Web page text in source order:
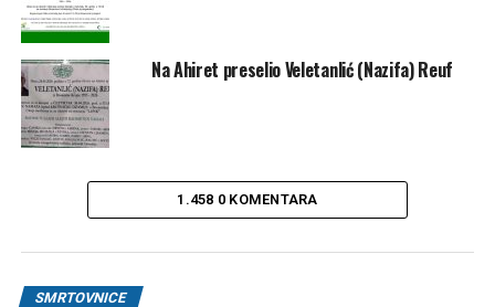
Na Ahiret preselio Veletanlić (Nazifa) Reuf
1.458 0 KOMENTARA
SMRTOVNICE